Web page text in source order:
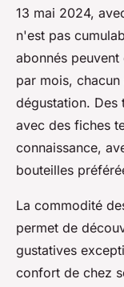
13 mai 2024,
n'est pas
abonnés
par mois,
dégustation. Des
avec des fiches
connaissance,
bouteilles
La commodité
permet de
gustatives
confort de chez